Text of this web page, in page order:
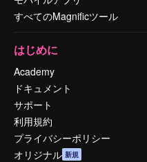
すべてのMagnificツール
はじめに
Academy
ドキュメント
サポート
利用規約
プライバシーポリシー
オリジナル 新規